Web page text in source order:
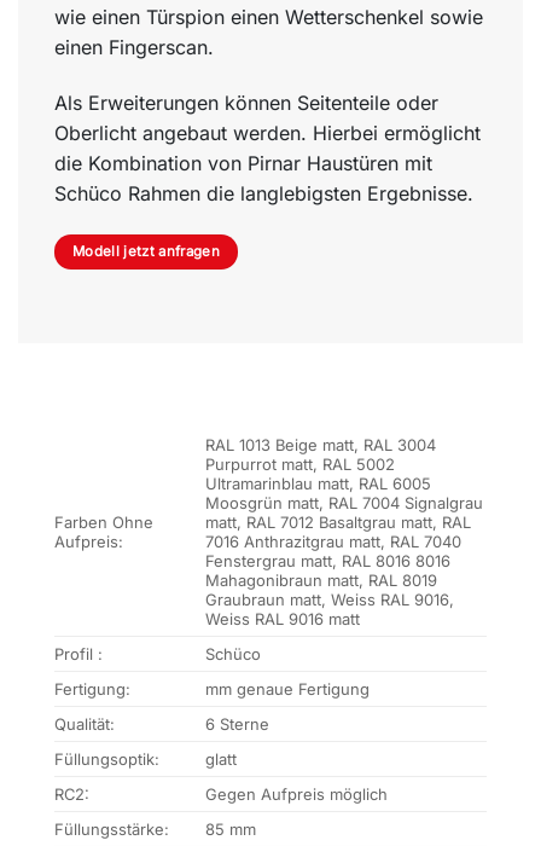
wie einen Türspion einen Wetterschenkel sowie
einen Fingerscan.
Als Erweiterungen können Seitenteile oder
Oberlicht angebaut werden. Hierbei ermöglicht
die Kombination von Pirnar Haustüren mit
Schüco Rahmen die langlebigsten Ergebnisse.
Modell jetzt anfragen
Farben Ohne
Aufpreis:
RAL 1013 Beige matt, RAL 3004
Purpurrot matt, RAL 5002
Ultramarinblau matt, RAL 6005
Moosgrün matt, RAL 7004 Signalgrau
matt, RAL 7012 Basaltgrau matt, RAL
7016 Anthrazitgrau matt, RAL 7040
Fenstergrau matt, RAL 8016 8016
Mahagonibraun matt, RAL 8019
Graubraun matt, Weiss RAL 9016,
Weiss RAL 9016 matt
Profil :
Schüco
Fertigung:
mm genaue Fertigung
Qualität:
6 Sterne
Füllungsoptik:
glatt
RC2:
Gegen Aufpreis möglich
Füllungsstärke:
85 mm